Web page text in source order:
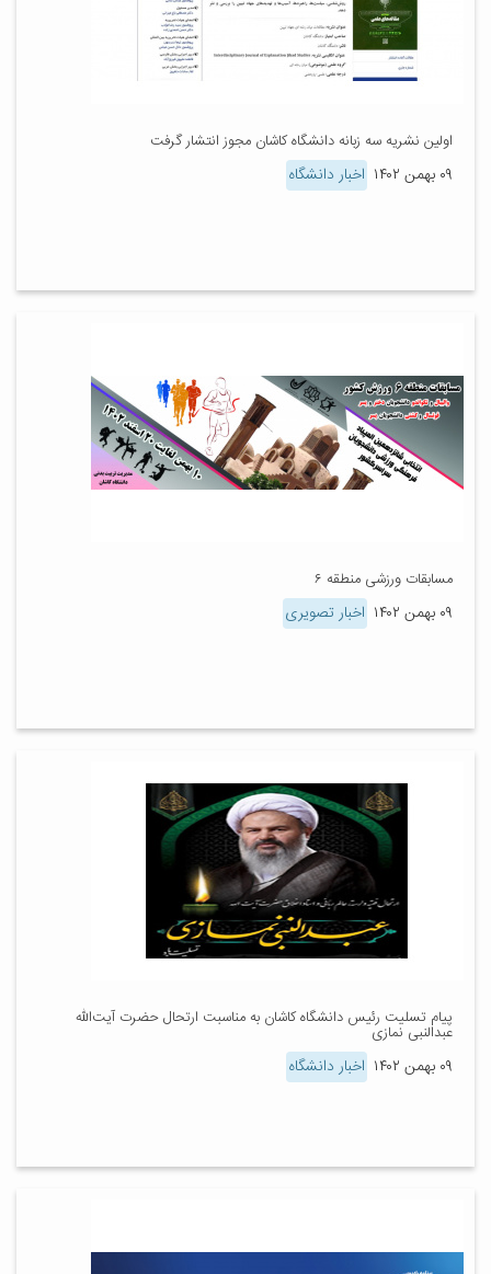
اولین نشریه سه زبانه دانشگاه کاشان مجوز انتشار گرفت
۰۹ بهمن ۱۴۰۲ اخبار دانشگاه
مسابقات ورزشی منطقه ۶
۰۹ بهمن ۱۴۰۲ اخبار تصویری
پیام تسلیت رئیس دانشگاه کاشان به مناسبت ارتحال حضرت آیت‌الله
عبدالنبی نمازی
۰۹ بهمن ۱۴۰۲ اخبار دانشگاه